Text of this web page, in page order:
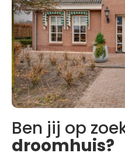
Ben jij op
droomhuis?